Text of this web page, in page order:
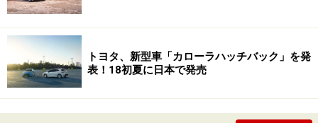
トヨタ、新型車「カローラハッチバック」を発
表！18初夏に日本で発売